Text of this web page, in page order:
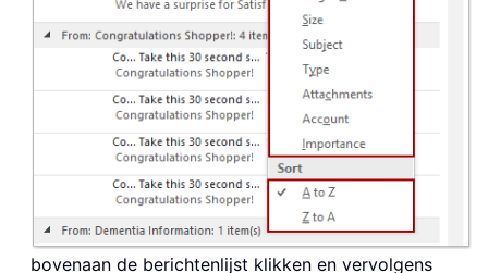
bovenaan de berichtenlijst klikken en vervolgens